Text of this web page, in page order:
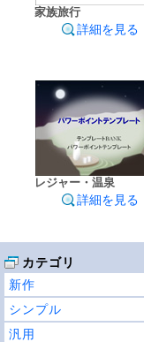
カテゴリ
新作
シンプル
汎用
家族旅行
詳細を見る
レジャー・温泉
詳細を見る